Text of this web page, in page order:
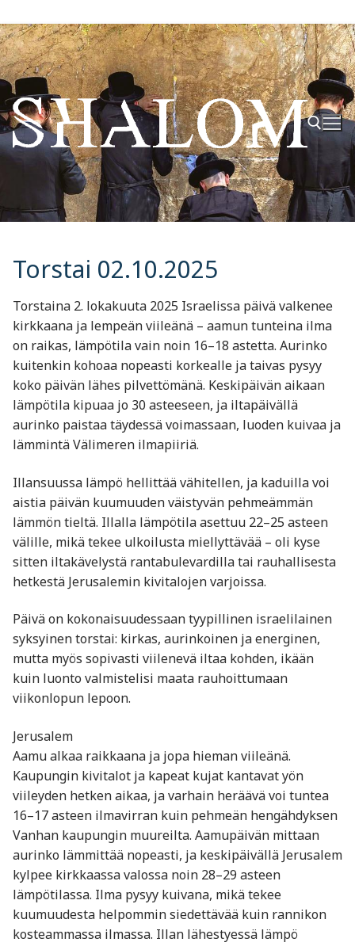
Hyppää
sisältöön
Hae:
Torstai 02.10.2025
Torstaina 2. lokakuuta 2025 Israelissa päivä valkenee
kirkkaana ja lempeän viileänä – aamun tunteina ilma
on raikas, lämpötila vain noin 16–18 astetta. Aurinko
kuitenkin kohoaa nopeasti korkealle ja taivas pysyy
koko päivän lähes pilvettömänä. Keskipäivän aikaan
lämpötila kipuaa jo 30 asteeseen, ja iltapäivällä
aurinko paistaa täydessä voimassaan, luoden kuivaa ja
lämmintä Välimeren ilmapiiriä.
Illansuussa lämpö hellittää vähitellen, ja kaduilla voi
aistia päivän kuumuuden väistyvän pehmeämmän
lämmön tieltä. Illalla lämpötila asettuu 22–25 asteen
välille, mikä tekee ulkoilusta miellyttävää – oli kyse
sitten iltakävelystä rantabulevardilla tai rauhallisesta
hetkestä Jerusalemin kivitalojen varjoissa.
Päivä on kokonaisuudessaan tyypillinen israelilainen
syksyinen torstai: kirkas, aurinkoinen ja energinen,
mutta myös sopivasti viilenevä iltaa kohden, ikään
kuin luonto valmistelisi maata rauhoittumaan
viikonlopun lepoon.
Jerusalem
Aamu alkaa raikkaana ja jopa hieman viileänä.
Kaupungin kivitalot ja kapeat kujat kantavat yön
viileyden hetken aikaa, ja varhain heräävä voi tuntea
16–17 asteen ilmavirran kuin pehmeän hengähdyksen
Vanhan kaupungin muureilta. Aamupäivän mittaan
aurinko lämmittää nopeasti, ja keskipäivällä Jerusalem
kylpee kirkkaassa valossa noin 28–29 asteen
lämpötilassa. Ilma pysyy kuivana, mikä tekee
kuumuudesta helpommin siedettävää kuin rannikon
kosteammassa ilmassa. Illan lähestyessä lämpö